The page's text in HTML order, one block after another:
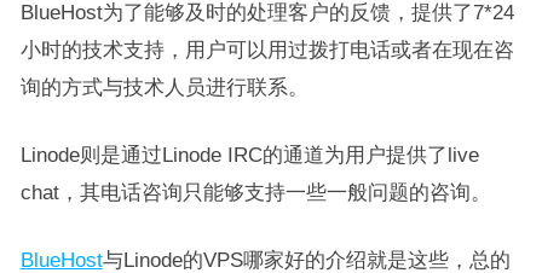
BlueHost为了能够及时的处理客户的反馈，提供了7*24
小时的技术支持，用户可以用过拨打电话或者在现在咨
询的方式与技术人员进行联系。
Linode则是通过Linode IRC的通道为用户提供了live
chat，其电话咨询只能够支持一些一般问题的咨询。
BlueHost与Linode的VPS哪家好的介绍就是这些，总的